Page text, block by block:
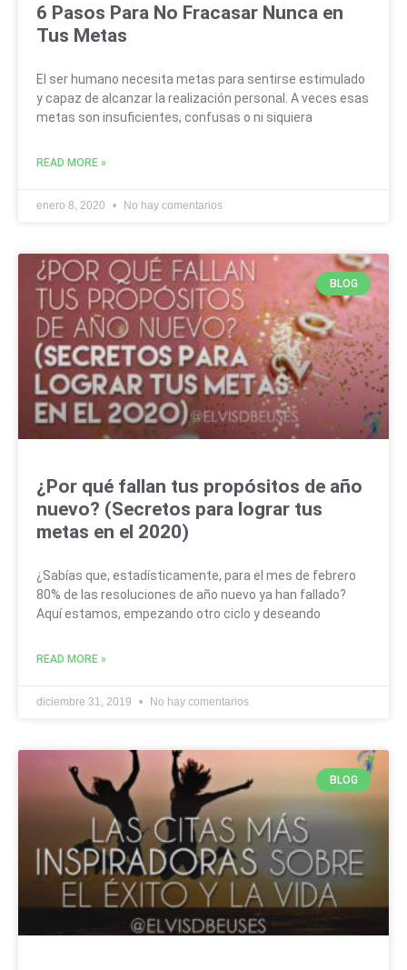
6 Pasos Para No Fracasar Nunca en
Tus Metas
El ser humano necesita metas para sentirse estimulado
y capaz de alcanzar la realización personal. A veces esas
metas son insuficientes, confusas o ni siquiera
READ MORE »
enero 8, 2020 No hay comentarios
BLOG
¿Por qué fallan tus propósitos de año
nuevo? (Secretos para lograr tus
metas en el 2020)
¿Sabías que, estadísticamente, para el mes de febrero
80% de las resoluciones de año nuevo ya han fallado?
Aquí estamos, empezando otro ciclo y deseando
READ MORE »
diciembre 31, 2019 No hay comentarios
BLOG